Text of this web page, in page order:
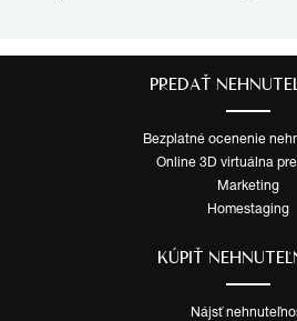
PREDAŤ
Bezplatné ocenenie
Online 3D virtuálna
Marketing
Homestaging
KÚPIŤ
Nájsť